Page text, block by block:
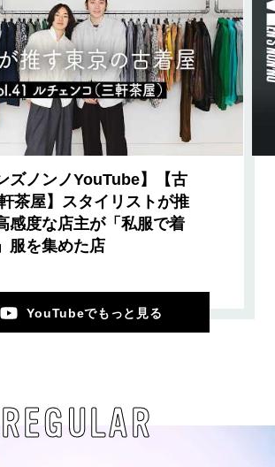
ズノンノYouTube】【古
茶屋】スタイリストが推
感度な店主が「私服で着
服を集めた店
YouTubeでもっと見る
REGULAR